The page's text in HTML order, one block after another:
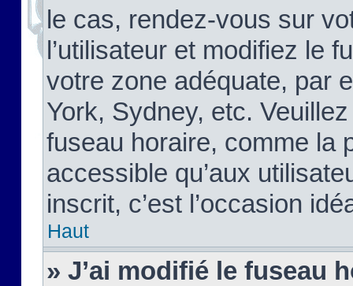
le cas, rendez-vous sur
l’utilisateur et modifiez le
votre zone adéquate, par
York, Sydney, etc.
fuseau horaire, comme la
accessible qu’aux
inscrit, c’est l’occasion
Haut
» J’ai modifié le fuseau